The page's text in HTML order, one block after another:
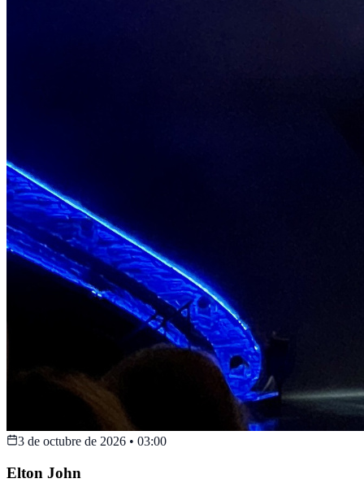
3 de octubre de 2026 • 03:00
Elton John